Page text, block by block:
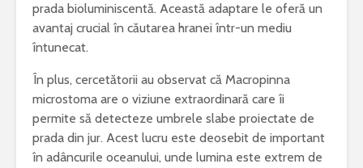
prada bioluminiscentă. Această adaptare le oferă un
avantaj crucial în căutarea hranei într-un mediu
întunecat.
În plus, cercetătorii au observat că Macropinna
microstoma are o viziune extraordinară care îi
permite să detecteze umbrele slabe proiectate de
prada din jur. Acest lucru este deosebit de important
în adâncurile oceanului, unde lumina este extrem de